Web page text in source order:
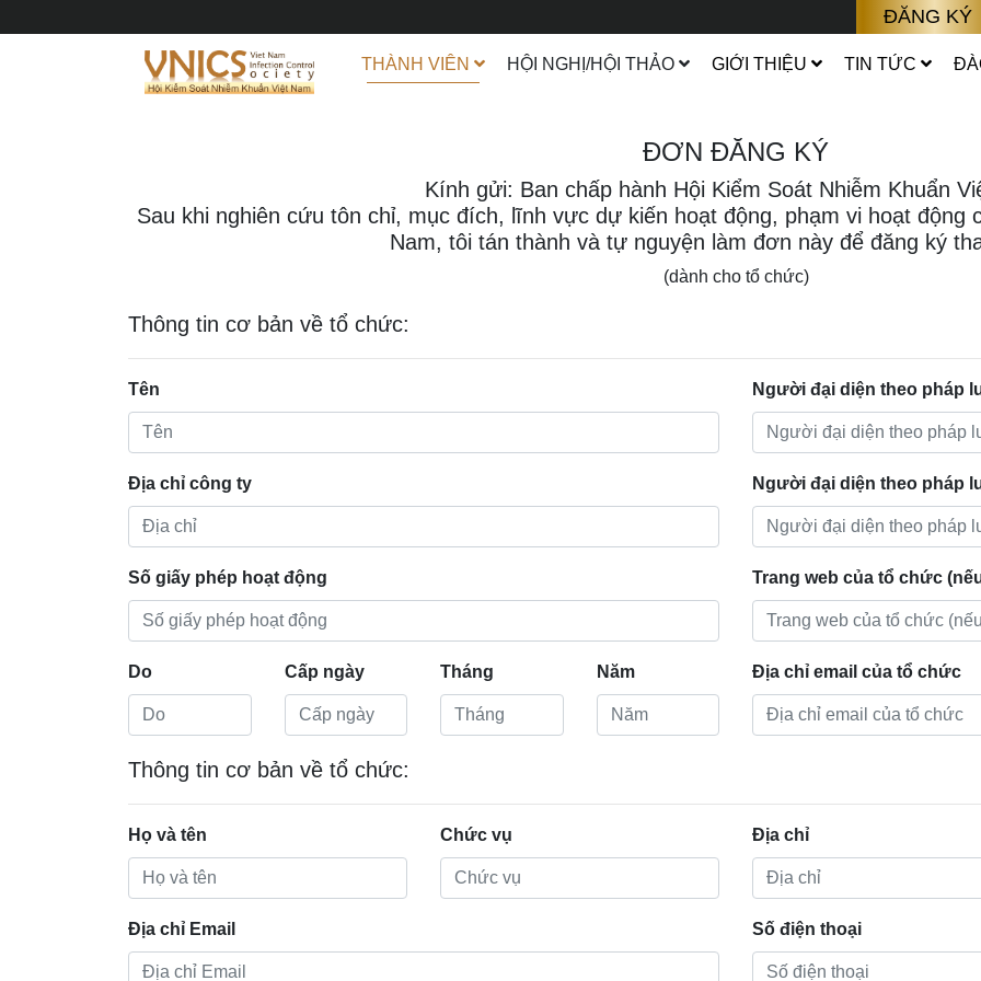
ĐĂNG KÝ
THÀNH VIÊN HỘI NGHỊ/HỘI THẢO GIỚI THIỆU TIN TỨC
ĐƠN ĐĂNG KÝ
Kính gửi: Ban chấp hành Hội Kiểm Soát Nhiễm Khuẩn
Sau khi nghiên cứu tôn chỉ, mục đích, lĩnh vực dự kiến hoạt động, phạm vi hoạt động
Nam, tôi tán thành và tự nguyện làm đơn này để đăng ký
(dành cho tổ chức)
Thông tin cơ bản về tổ chức:
Tên
Địa chỉ công ty
Số giấy phép hoạt động
Do Cấp ngày Tháng Năm
Người đại diện theo pháp
Người đại diện theo pháp
Trang web của tổ chức
Địa chỉ email của tổ chức
Thông tin cơ bản về tổ chức:
Họ và tên Chức vụ
Địa chỉ Email
Địa chỉ
Số điện thoại
Dành cho cá nhân
HỘI NGHỊ/HỘI THẢO 2024